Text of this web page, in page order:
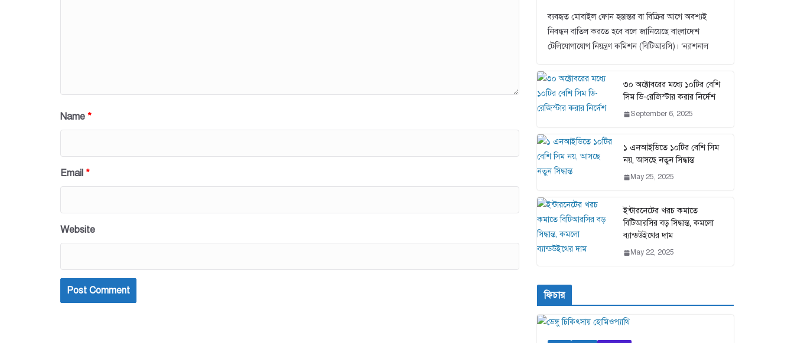
Name *
Email *
Website
ব্যবহৃত মোবাইল ফোন হস্তান্তর বা বিক্রির আগে অবশ্যই
নিবন্ধন বাতিল করতে হবে বলে জানিয়েছে বাংলাদেশ
টেলিযোগাযোগ নিয়ন্ত্রণ কমিশন (বিটিআরসি)। ‘ন্যাশনাল
৩০ অক্টোবরের মধ্যে ১০টির বেশি
সিম ডি-রেজিস্টার করার নির্দেশ
September 6, 2025
১ এনআইডিতে ১০টির বেশি সিম
নয়, আসছে নতুন সিদ্ধান্ত
May 25, 2025
ইন্টারনেটের খরচ কমাতে
বিটিআরসির বড় সিদ্ধান্ত, কমলো
ব্যান্ডউইথের দাম
May 22, 2025
ফিচার